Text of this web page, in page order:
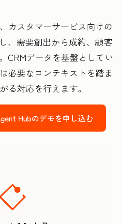
カスタマーサービス向けの
、需要創出から成約、顧客
CRMデータを基盤としてい
必要なコンテキストを踏ま
る対応を行えます。
Hubのデモを申し込む